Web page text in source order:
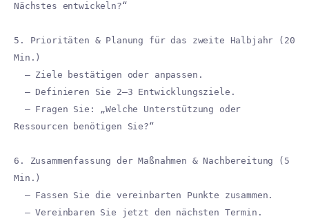
Nächstes entwickeln?“
5. Prioritäten & Planung für das zweite Halbjahr (20
Min.)
– Ziele bestätigen oder anpassen.
– Definieren Sie 2–3 Entwicklungsziele.
– Fragen Sie: „Welche Unterstützung oder
Ressourcen benötigen Sie?“
6. Zusammenfassung der Maßnahmen & Nachbereitung (5
Min.)
– Fassen Sie die vereinbarten Punkte zusammen.
– Vereinbaren Sie jetzt den nächsten Termin.